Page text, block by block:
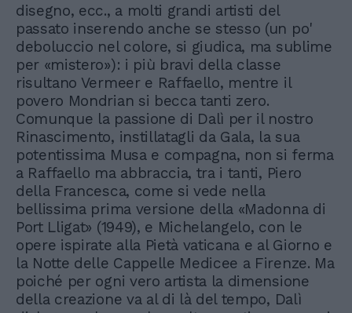
disegno, ecc., a molti grandi artisti del
passato inserendo anche se stesso (un po'
deboluccio nel colore, si giudica, ma sublime
per «mistero»): i più bravi della classe
risultano Vermeer e Raffaello, mentre il
povero Mondrian si becca tanti zero.
Comunque la passione di Dalì per il nostro
Rinascimento, instillatagli da Gala, la sua
potentissima Musa e compagna, non si ferma
a Raffaello ma abbraccia, tra i tanti, Piero
della Francesca, come si vede nella
bellissima prima versione della «Madonna di
Port Lligat» (1949), e Michelangelo, con le
opere ispirate alla Pietà vaticana e al Giorno e
la Notte delle Cappelle Medicee a Firenze. Ma
poiché per ogni vero artista la dimensione
della creazione va al di là del tempo, Dalì